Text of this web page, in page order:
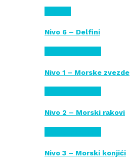
Nivo 6 – Delfini
Nivo 1 – Morske zvezde
Nivo 2 – Morski rakovi
Nivo 3 – Morski konjići